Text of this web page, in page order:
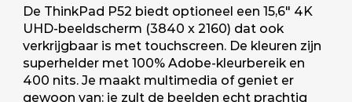
De ThinkPad P52 biedt optioneel een 15,6" 4K
UHD-beeldscherm (3840 x 2160) dat ook
verkrijgbaar is met touchscreen. De kleuren zijn
superhelder met 100% Adobe-kleurbereik en
400 nits. Je maakt multimedia of geniet er
gewoon van: je zult de beelden echt prachtig